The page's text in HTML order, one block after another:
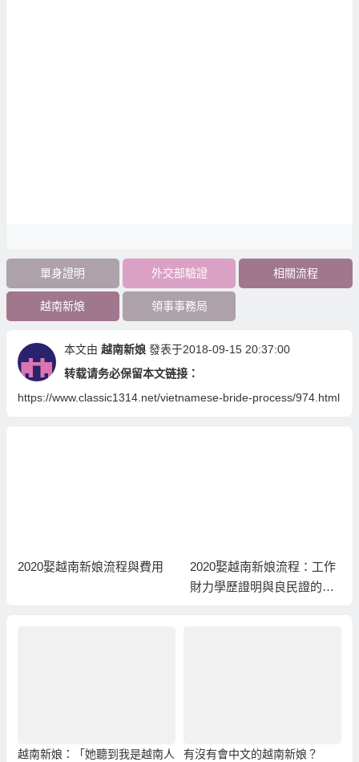
單身證明 外交部驗證 相關流程
越南新娘 領事事務局
本文由 越南新娘 發表于2018-09-15 20:37:00
转载请务必保留本文链接：
https://www.classic1314.net/vietnamese-bride-process/974.html
2020娶越南新娘流程與費用
2020娶越南新娘流程：工作
財力學歷證明與良民證的準
越南新娘：「她聽到我是越南人
有沒有會中文的越南新娘？